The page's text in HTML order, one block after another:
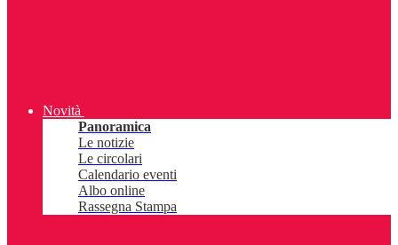
Novità
Panoramica
Le notizie
Le circolari
Calendario eventi
Albo online
Rassegna Stampa